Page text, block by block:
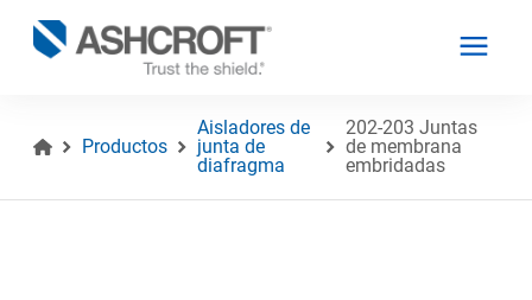
Productos
Aisladores de
junta de
diafragma
202-203 Juntas
de membrana
embridadas